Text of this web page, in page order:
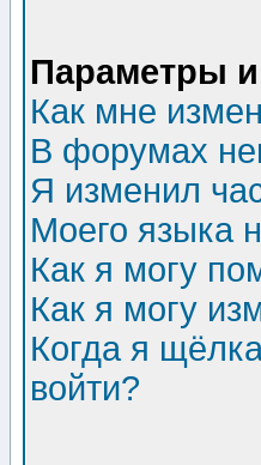
Параметры и
Как мне
В форумах
Я изменил
Моего языка
Как я могу
Как я могу
Когда я
войти?